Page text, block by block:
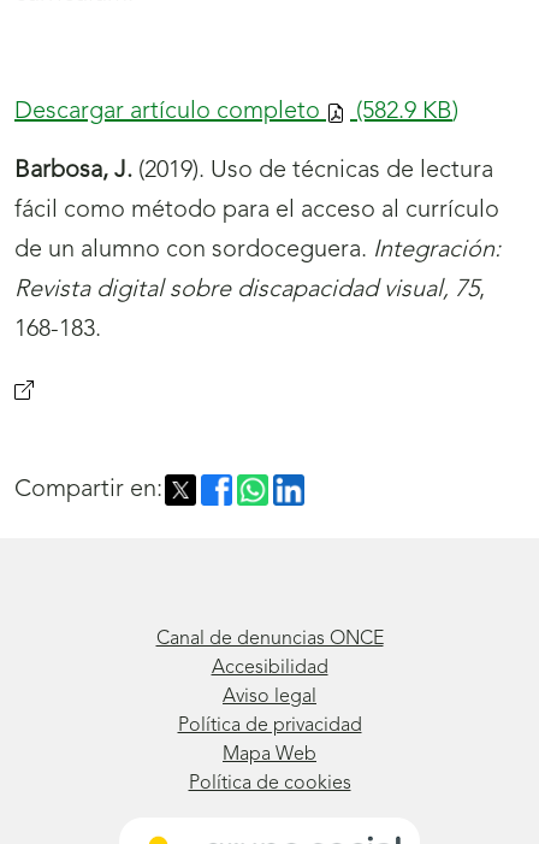
Descargar artículo completo (582.9 KB)
Barbosa, J. (2019). Uso de técnicas de lectura
fácil como método para el acceso al currículo
de un alumno con sordoceguera. Integración:
Revista digital sobre discapacidad visual, 75,
168-183.
ventana)González,
Compartir en:
Canal de denuncias ONCE
Accesibilidad
Aviso legal
Política de privacidad
Mapa Web
Política de cookies